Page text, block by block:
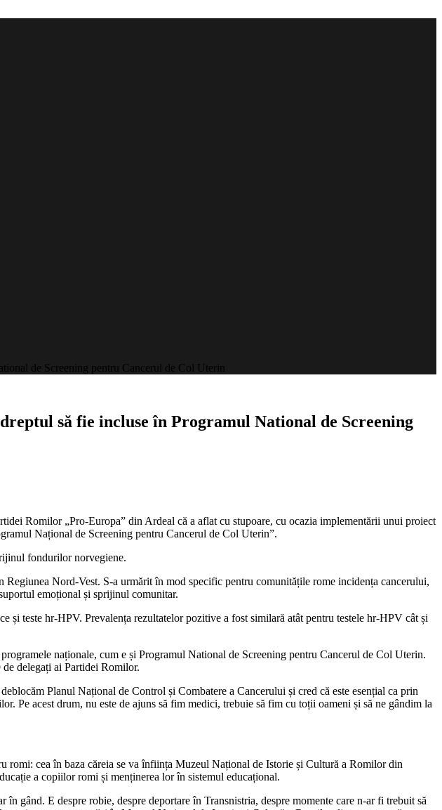
de Screening pentru Cancerul de Col Uterin
să fie incluse în Programul National de Screening
Romilor „Pro-Europa” din Ardeal că a aflat cu stupoare, cu ocazia implementării unui proiect
Național de Screening pentru Cancerul de Col Uterin”.
fondurilor norvegiene.
Nord-Vest. S-a urmărit în mod specific pentru comunitățile rome incidența cancerului,
emoțional și sprijinul comunitar.
teste hr-HPV. Prevalența rezultatelor pozitive a fost similară atât pentru testele hr-HPV cât și
naționale, cum e și Programul National de Screening pentru Cancerul de Col Uterin.
delegați ai Partidei Romilor.
Planul Național de Control și Combatere a Cancerului și cred că este esențial ca prin
Pe acest drum, nu este de ajuns să fim medici, trebuie să fim cu toții oameni și să ne gândim la
romi: cea în baza căreia se va înființa Muzeul Național de Istorie și Cultură a Romilor din
a copiilor romi și menținerea lor în sistemul educațional.
gând. E despre robie, despre deportare în Transnistria, despre momente care n-ar fi trebuit să